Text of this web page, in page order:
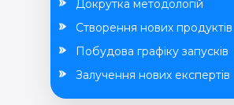
Створення нових продуктів
Докрутка методологій
Побудова графіку запусків
Залучення нових експертів